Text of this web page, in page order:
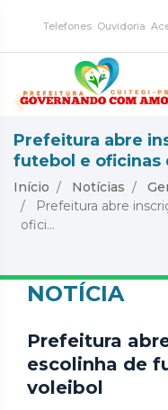
Telefones Ouvidoria
Prefeitura abre
futebol e oficinas
Início Notícias
Prefeitura abre
ofici...
NOTÍCIA
Prefeitura
escolinha de
voleibol